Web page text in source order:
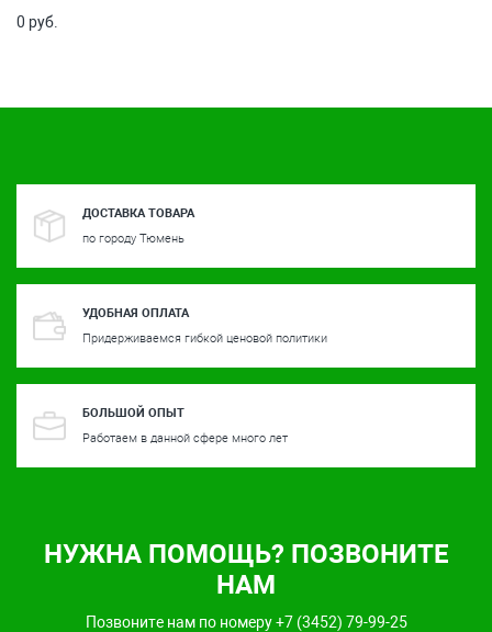
0 руб.
ДОСТАВКА ТОВАРА
по городу Тюмень
УДОБНАЯ ОПЛАТА
Придерживаемся гибкой ценовой политики
БОЛЬШОЙ ОПЫТ
Работаем в данной сфере много лет
НУЖНА ПОМОЩЬ? ПОЗВОНИТЕ
НАМ
Позвоните нам по номеру +7 (3452) 79-99-25